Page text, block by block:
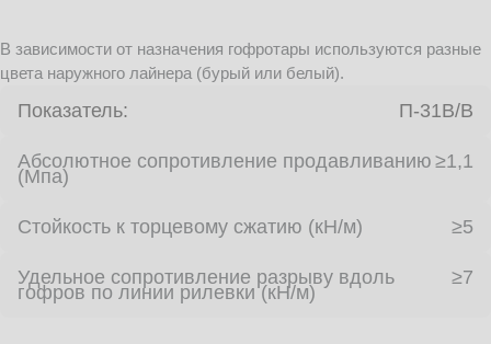
В зависимости от назначения гофротары используются разные
цвета наружного лайнера (бурый или белый).
Показатель: П-31В/B
Абсолютное сопротивление продавливанию
(Мпа)
≥1,1
Стойкость к торцевому сжатию (кН/м) ≥5
Удельное сопротивление разрыву вдоль
гофров по линии рилевки (кН/м)
≥7